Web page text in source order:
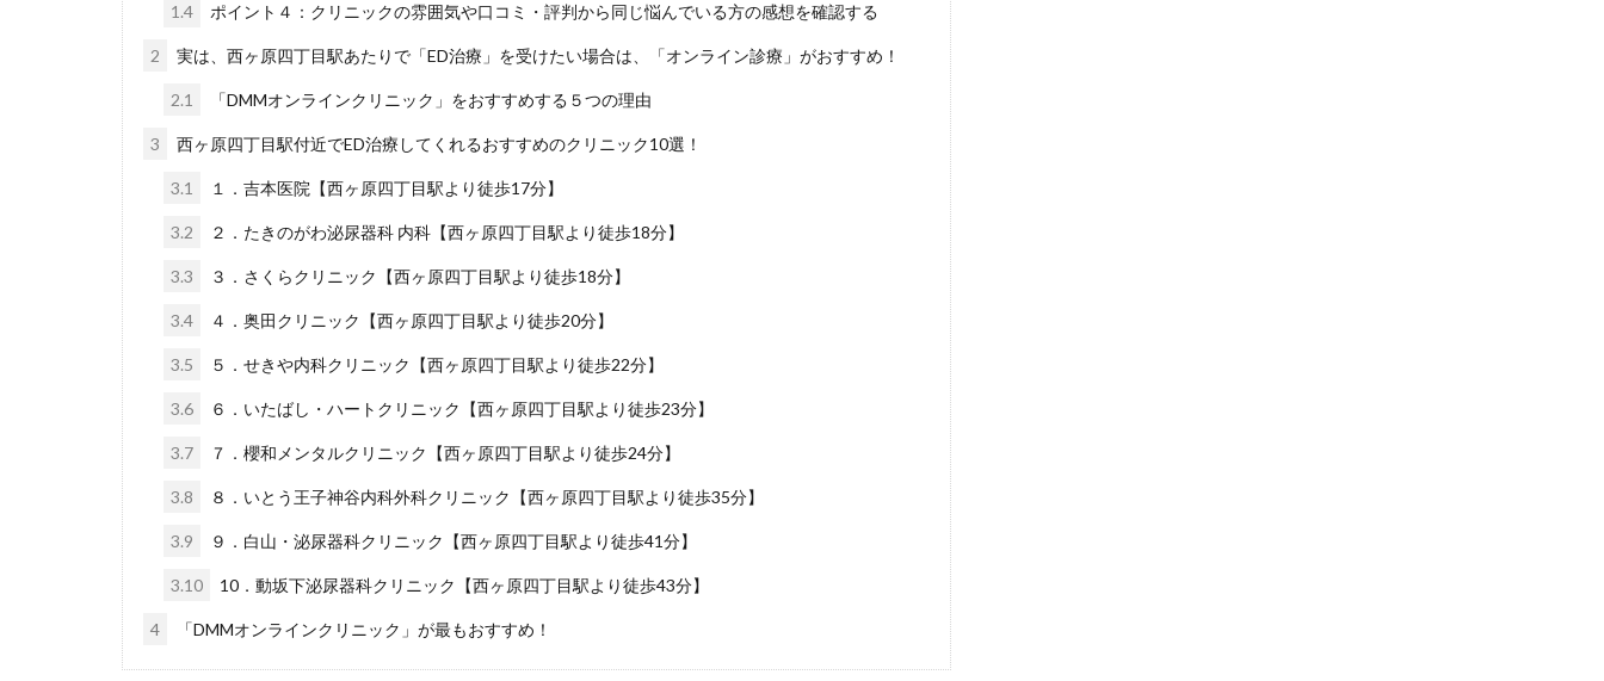
1.4 ポイント４：クリニックの雰囲気や口コミ・評判から同じ悩んでいる方の感想を確認する
2 実は、西ヶ原四丁目駅あたりで「ED治療」を受けたい場合は、「オンライン診療」がおすすめ！
2.1 「DMMオンラインクリニック」をおすすめする５つの理由
3 西ヶ原四丁目駅付近でED治療してくれるおすすめのクリニック10選！
3.1 １．吉本医院【西ヶ原四丁目駅より徒歩17分】
3.2 ２．たきのがわ泌尿器科 内科【西ヶ原四丁目駅より徒歩18分】
3.3 ３．さくらクリニック【西ヶ原四丁目駅より徒歩18分】
3.4 ４．奥田クリニック【西ヶ原四丁目駅より徒歩20分】
3.5 ５．せきや内科クリニック【西ヶ原四丁目駅より徒歩22分】
3.6 ６．いたばし・ハートクリニック【西ヶ原四丁目駅より徒歩23分】
3.7 ７．櫻和メンタルクリニック【西ヶ原四丁目駅より徒歩24分】
3.8 ８．いとう王子神谷内科外科クリニック【西ヶ原四丁目駅より徒歩35分】
3.9 ９．白山・泌尿器科クリニック【西ヶ原四丁目駅より徒歩41分】
3.10 10．動坂下泌尿器科クリニック【西ヶ原四丁目駅より徒歩43分】
4 「DMMオンラインクリニック」が最もおすすめ！